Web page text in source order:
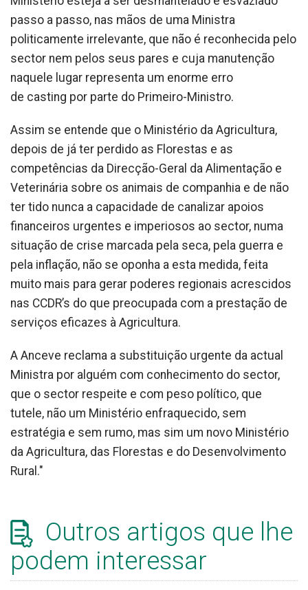
passo a passo, nas mãos de uma Ministra
politicamente irrelevante, que não é reconhecida pelo
sector nem pelos seus pares e cuja manutenção
naquele lugar representa um enorme erro
de casting por parte do Primeiro-Ministro.
Assim se entende que o Ministério da Agricultura,
depois de já ter perdido as Florestas e as
competências da Direcção-Geral da Alimentação e
Veterinária sobre os animais de companhia e de não
ter tido nunca a capacidade de canalizar apoios
financeiros urgentes e imperiosos ao sector, numa
situação de crise marcada pela seca, pela guerra e
pela inflação, não se oponha a esta medida, feita
muito mais para gerar poderes regionais acrescidos
nas CCDR’s do que preocupada com a prestação de
serviços eficazes à Agricultura.
A Anceve reclama a substituição urgente da actual
Ministra por alguém com conhecimento do sector,
que o sector respeite e com peso político, que
tutele, não um Ministério enfraquecido, sem
estratégia e sem rumo, mas sim um novo Ministério
da Agricultura, das Florestas e do Desenvolvimento
Rural."
Outros artigos que lhe
podem interessar